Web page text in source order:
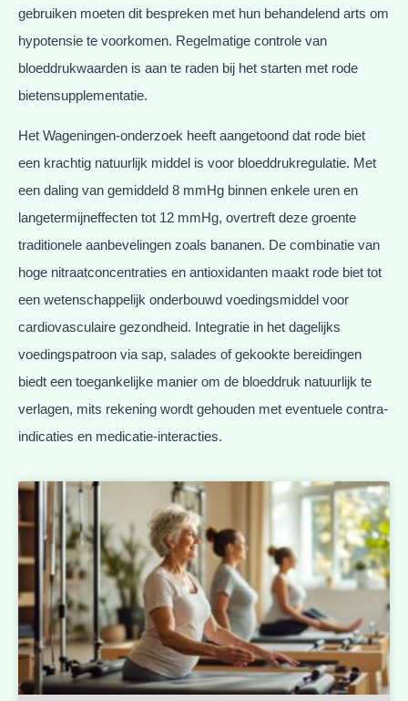
gebruiken moeten dit bespreken met hun behandelend arts om
hypotensie te voorkomen. Regelmatige controle van
bloeddrukwaarden is aan te raden bij het starten met rode
bietensupplementatie.
Het Wageningen-onderzoek heeft aangetoond dat rode biet
een krachtig natuurlijk middel is voor bloeddrukregulatie. Met
een daling van gemiddeld 8 mmHg binnen enkele uren en
langetermijneffecten tot 12 mmHg, overtreft deze groente
traditionele aanbevelingen zoals bananen. De combinatie van
hoge nitraatconcentraties en antioxidanten maakt rode biet tot
een wetenschappelijk onderbouwd voedingsmiddel voor
cardiovasculaire gezondheid. Integratie in het dagelijks
voedingspatroon via sap, salades of gekookte bereidingen
biedt een toegankelijke manier om de bloeddruk natuurlijk te
verlagen, mits rekening wordt gehouden met eventuele contra-
indicaties en medicatie-interacties.